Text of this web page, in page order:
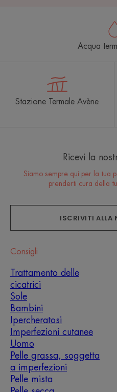
Acqua
Stazione Termale Avène
Ricevi la
Siamo sempre qui per la tua
prenderti cura della
ISCRIVITI ALLA
Consigli
Trattamento delle
cicatrici
Sole
Bambini
Ipercheratosi
Imperfezioni cutanee
Uomo
Pelle grassa, soggetta
a imperfezioni
Pelle mista